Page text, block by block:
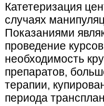
Катетеризация
случаях
Показаниями
проведение
необходимость
препаратов,
терапии,
периода